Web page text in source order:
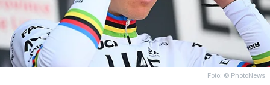
Foto: © PhotoNews